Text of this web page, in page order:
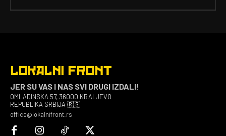
LOKALNI FRONT
JER SU VAS I NAS SVI DRUGI IZDALI!
OMLADINSKA 57, 36000 KRALJEVO
REPUBLIKA SRBIJA 🇷🇸
office@lokalnifront.rs